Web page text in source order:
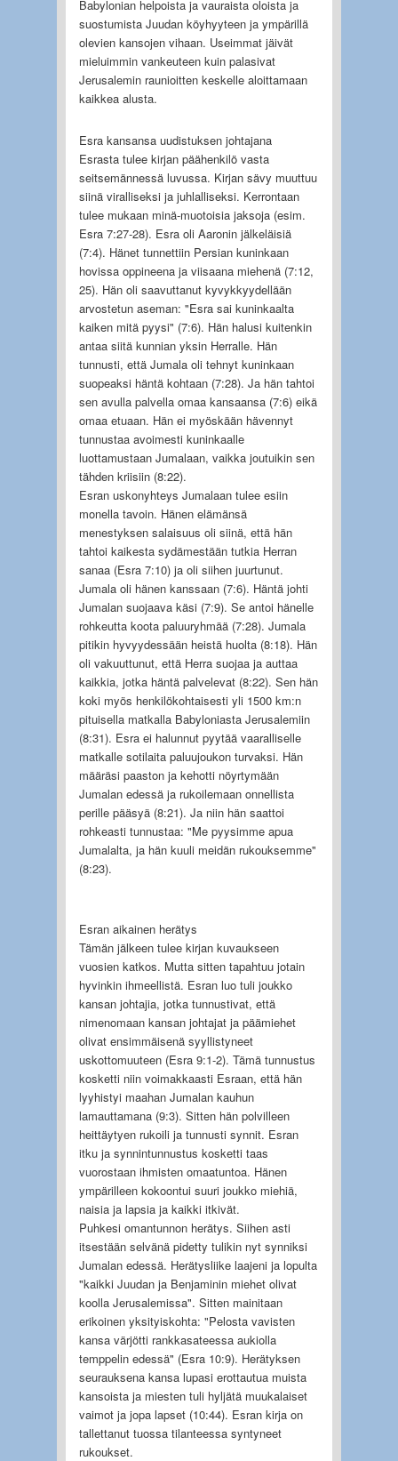
Babylonian helpoista ja vauraista oloista ja
suostumista Juudan köyhyyteen ja ympärillä
olevien kansojen vihaan. Useimmat jäivät
mieluimmin vankeuteen kuin palasivat
Jerusalemin raunioitten keskelle aloittamaan
kaikkea alusta.
Esra kansansa uudistuksen johtajana
Esrasta tulee kirjan päähenkilö vasta
seitsemännessä luvussa. Kirjan sävy muuttuu
siinä viralliseksi ja juhlalliseksi. Kerrontaan
tulee mukaan minä-muotoisia jaksoja (esim.
Esra 7:27-28). Esra oli Aaronin jälkeläisiä
(7:4). Hänet tunnettiin Persian kuninkaan
hovissa oppineena ja viisaana miehenä (7:12,
25). Hän oli saavuttanut kyvykkyydellään
arvostetun aseman: "Esra sai kuninkaalta
kaiken mitä pyysi" (7:6). Hän halusi kuitenkin
antaa siitä kunnian yksin Herralle. Hän
tunnusti, että Jumala oli tehnyt kuninkaan
suopeaksi häntä kohtaan (7:28). Ja hän tahtoi
sen avulla palvella omaa kansaansa (7:6) eikä
omaa etuaan. Hän ei myöskään hävennyt
tunnustaa avoimesti kuninkaalle
luottamustaan Jumalaan, vaikka joutuikin sen
tähden kriisiin (8:22).
Esran uskonyhteys Jumalaan tulee esiin
monella tavoin. Hänen elämänsä
menestyksen salaisuus oli siinä, että hän
tahtoi kaikesta sydämestään tutkia Herran
sanaa (Esra 7:10) ja oli siihen juurtunut.
Jumala oli hänen kanssaan (7:6). Häntä johti
Jumalan suojaava käsi (7:9). Se antoi hänelle
rohkeutta koota paluuryhmää (7:28). Jumala
pitikin hyvyydessään heistä huolta (8:18). Hän
oli vakuuttunut, että Herra suojaa ja auttaa
kaikkia, jotka häntä palvelevat (8:22). Sen hän
koki myös henkilökohtaisesti yli 1500 km:n
pituisella matkalla Babyloniasta Jerusalemiin
(8:31). Esra ei halunnut pyytää vaaralliselle
matkalle sotilaita paluujoukon turvaksi. Hän
määräsi paaston ja kehotti nöyrtymään
Jumalan edessä ja rukoilemaan onnellista
perille pääsyä (8:21). Ja niin hän saattoi
rohkeasti tunnustaa: "Me pyysimme apua
Jumalalta, ja hän kuuli meidän rukouksemme"
(8:23).
Esran aikainen herätys
Tämän jälkeen tulee kirjan kuvaukseen
vuosien katkos. Mutta sitten tapahtuu jotain
hyvinkin ihmeellistä. Esran luo tuli joukko
kansan johtajia, jotka tunnustivat, että
nimenomaan kansan johtajat ja päämiehet
olivat ensimmäisenä syyllistyneet
uskottomuuteen (Esra 9:1-2). Tämä tunnustus
kosketti niin voimakkaasti Esraan, että hän
lyyhistyi maahan Jumalan kauhun
lamauttamana (9:3). Sitten hän polvilleen
heittäytyen rukoili ja tunnusti synnit. Esran
itku ja synnintunnustus kosketti taas
vuorostaan ihmisten omaatuntoa. Hänen
ympärilleen kokoontui suuri joukko miehiä,
naisia ja lapsia ja kaikki itkivät.
Puhkesi omantunnon herätys. Siihen asti
itsestään selvänä pidetty tulikin nyt synniksi
Jumalan edessä. Herätysliike laajeni ja lopulta
"kaikki Juudan ja Benjaminin miehet olivat
koolla Jerusalemissa". Sitten mainitaan
erikoinen yksityiskohta: "Pelosta vavisten
kansa värjötti rankkasateessa aukiolla
temppelin edessä" (Esra 10:9). Herätyksen
seurauksena kansa lupasi erottautua muista
kansoista ja miesten tuli hyljätä muukalaiset
vaimot ja jopa lapset (10:44). Esran kirja on
tallettanut tuossa tilanteessa syntyneet
rukoukset.